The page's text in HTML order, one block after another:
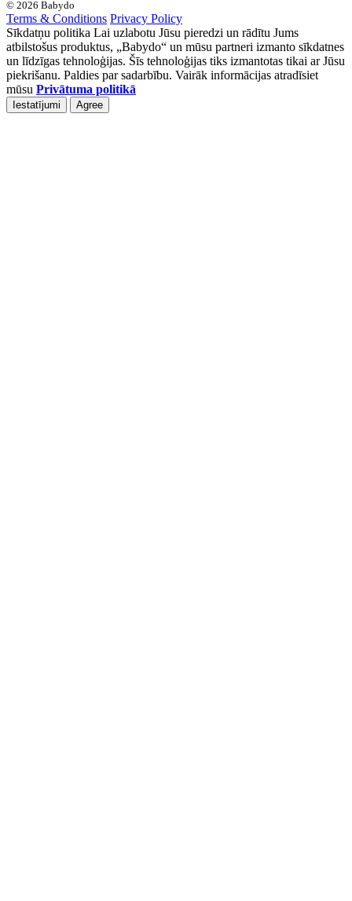
© 2026 Babydo
Terms & Conditions Privacy Policy
Sīkdatņu politika Lai uzlabotu Jūsu pieredzi un rādītu Jums
atbilstošus produktus, „Babydo“ un mūsu partneri izmanto sīkdatnes
un līdzīgas tehnoloģijas. Šīs tehnoloģijas tiks izmantotas tikai ar Jūsu
piekrišanu. Paldies par sadarbību. Vairāk informācijas atradīsiet
mūsu Privātuma politikā
Iestatījumi Agree